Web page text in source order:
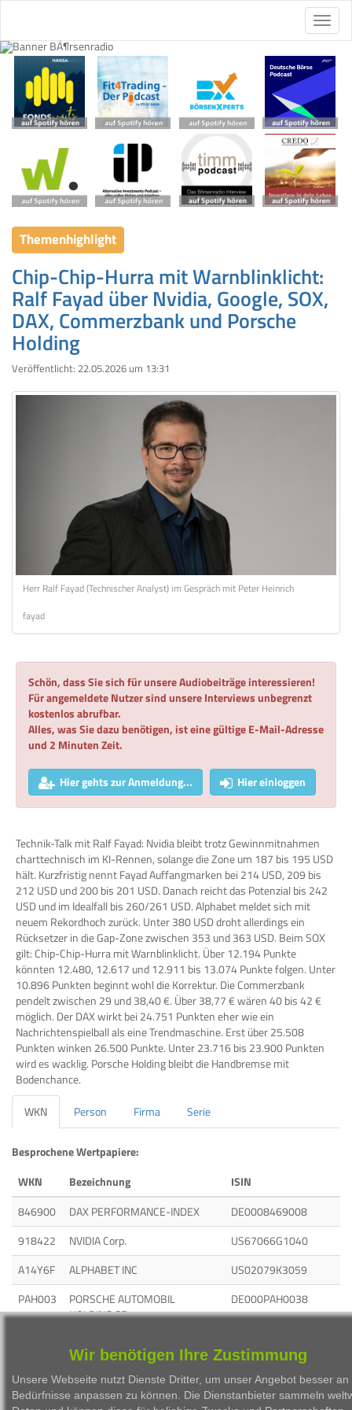
Themenhighlight
Chip-Chip-Hurra mit Warnblinklicht:
Ralf Fayad über Nvidia, Google, SOX,
DAX, Commerzbank und Porsche
Holding
Veröffentlicht: 22.05.2026 um 13:31
Herr Ralf Fayad (Technischer Analyst) im Gespräch mit Peter Heinrich
fayad
Schön, dass Sie sich für unsere Audiobeiträge interessieren!
Für angemeldete Nutzer sind unsere Interviews unbegrenzt
kostenlos abrufbar.
Alles, was Sie dazu benötigen, ist eine gültige E-Mail-Adresse
und 2 Minuten Zeit.
Hier gehts zur Anmeldung... Hier einloggen
Technik-Talk mit Ralf Fayad: Nvidia bleibt trotz Gewinnmitnahmen
charttechnisch im KI-Rennen, solange die Zone um 187 bis 195 USD
hält. Kurzfristig nennt Fayad Auffangmarken bei 214 USD, 209 bis
212 USD und 200 bis 201 USD. Danach reicht das Potenzial bis 242
USD und im Idealfall bis 260/261 USD. Alphabet meldet sich mit
neuem Rekordhoch zurück. Unter 380 USD droht allerdings ein
Rücksetzer in die Gap-Zone zwischen 353 und 363 USD. Beim SOX
gilt: Chip-Chip-Hurra mit Warnblinklicht. Über 12.194 Punkte
könnten 12.480, 12.617 und 12.911 bis 13.074 Punkte folgen. Unter
10.896 Punkten beginnt wohl die Korrektur. Die Commerzbank
pendelt zwischen 29 und 38,40 €. Über 38,77 € wären 40 bis 42 €
möglich. Der DAX wirkt bei 24.751 Punkten eher wie ein
Nachrichtenspielball als eine Trendmaschine. Erst über 25.508
Punkten winken 26.500 Punkte. Unter 23.716 bis 23.900 Punkten
wird es wacklig. Porsche Holding bleibt die Handbremse mit
Bodenchance.
WKN
Person Firma Serie
Besprochene Wertpapiere:
WKN
Bezeichnung
ISIN
846900
DAX PERFORMANCE-INDEX
DE0008469008
918422
NVIDIA Corp.
US67066G1040
A14Y6F
ALPHABET INC
US02079K3059
PAH003
PORSCHE AUTOMOBIL
HOLDING SE
DE000PAH0038
Wir benötigen Ihre Zustimmung
Unsere Webseite nutzt Dienste Dritter, um unser Angebot besser an
Bedürfnisse anpassen zu können. Die Dienstanbieter sammeln